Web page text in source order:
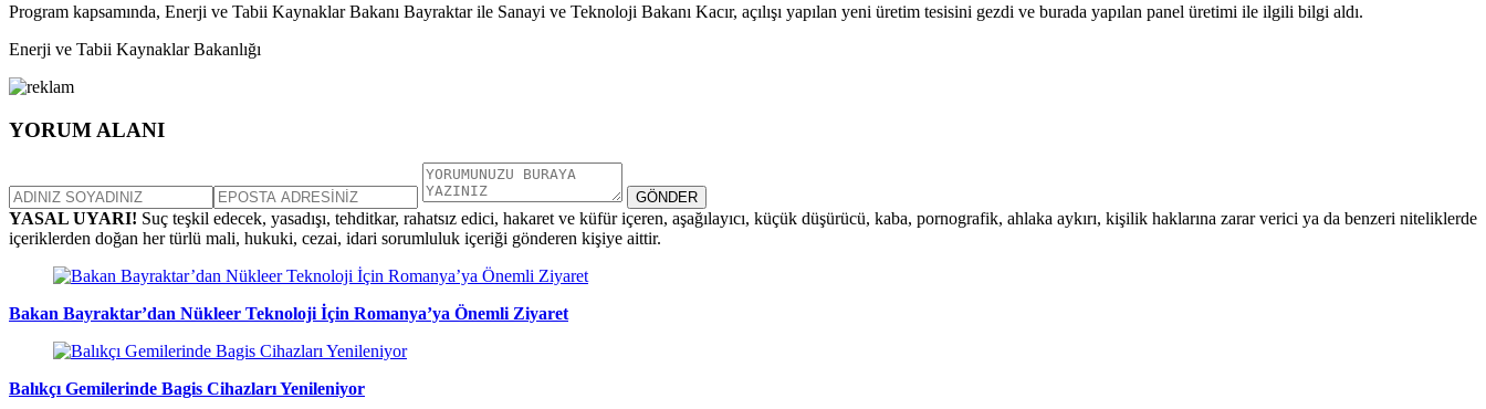
Program kapsamında, Enerji ve Tabii Kaynaklar Bakanı Bayraktar ile Sanayi ve Teknoloji Bakanı Kacır, açılışı yapılan yeni üretim tesisini gezdi ve burada yapılan panel üretimi ile ilgili bilgi aldı.
Enerji ve Tabii Kaynaklar Bakanlığı
YORUM ALANI
GÖNDER
YASAL UYARI! Suç teşkil edecek, yasadışı, tehditkar, rahatsız edici, hakaret ve küfür içeren, aşağılayıcı, küçük düşürücü, kaba, pornografik, ahlaka aykırı, kişilik haklarına zarar verici ya da benzeri niteliklerde
içeriklerden doğan her türlü mali, hukuki, cezai, idari sorumluluk içeriği gönderen kişiye aittir.
Bakan Bayraktar’dan Nükleer Teknoloji İçin Romanya’ya Önemli Ziyaret
Balıkçı Gemilerinde Bagis Cihazları Yenileniyor